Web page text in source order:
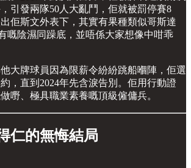
引發兩隊50人大亂鬥，佢就被罰停賽8
佢斯文外表下，其實有果種類似哥斯達
嘅陰濕同躁底，並唔係大家想像中咁乖
大牌球員因為限薪令紛紛跳船嗰陣，佢選
，直到2024年先含淚告別。佢用行動證
嘢、極具職業素養嘅頂級僱傭兵。
仁的無悔結局